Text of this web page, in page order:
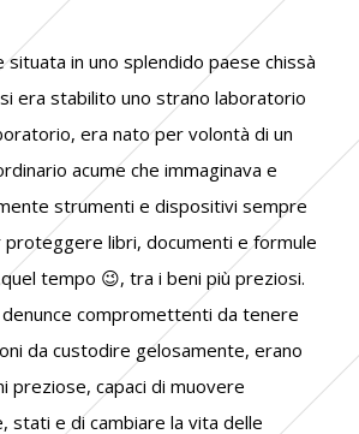
situata in uno splendido paese chissà
era stabilito uno strano laboratorio
era nato per volontà di un
acume che immaginava e
strumenti e dispositivi sempre
proteggere libri, documenti e formule
tempo 😉, tra i beni più preziosi.
compromettenti da tenere
da custodire gelosamente, erano
preziose, capaci di muovere
stati e di cambiare la vita delle